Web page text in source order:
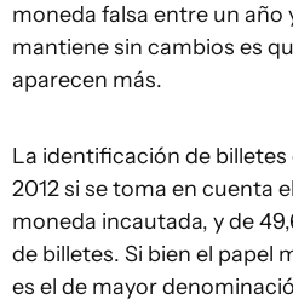
moneda falsa entre un año
mantiene sin cambios es
aparecen más.
La identificación de billetes
2012 si se toma en cuenta
moneda incautada, y de
de billetes. Si bien el papel
es el de mayor